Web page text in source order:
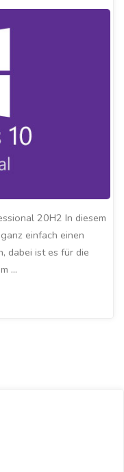
20H2 In diesem
einfach einen
dabei ist es für die
…